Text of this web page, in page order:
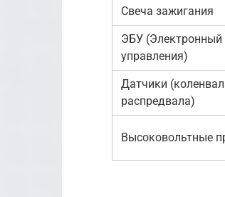
Свеча зажигания
ЭБУ (Электронный
управления)
Датчики
распредвала)
Высоковольтные